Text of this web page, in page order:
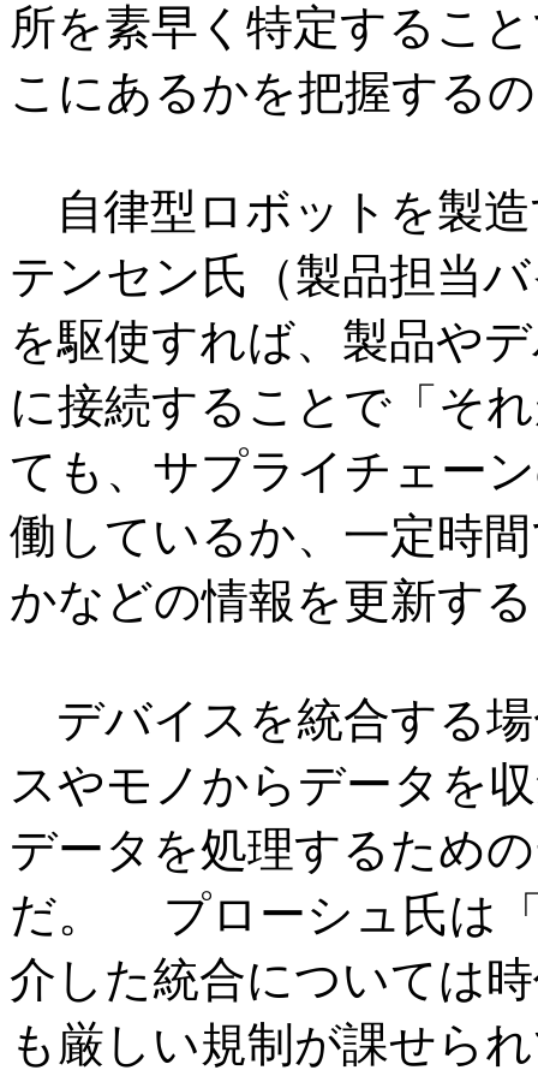
所を素早く特定するこ
こにあるかを把握する
自律型ロボットを製造
テンセン氏（製品担当
を駆使すれば、製品や
に接続することで「そ
ても、サプライチェー
働しているか、一定時
かなどの情報を更新す
デバイスを統合する
スやモノからデータを
データを処理するため
だ。 プローシュ氏は
介した統合については
も厳しい規制が課せら